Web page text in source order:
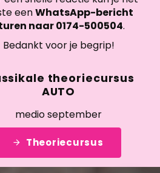
eenWhatsApp-bericht
naar 0174-500504.
Bedankt voor je begrip!
theoriecursus
AUTO
medio september
Theoriecursus